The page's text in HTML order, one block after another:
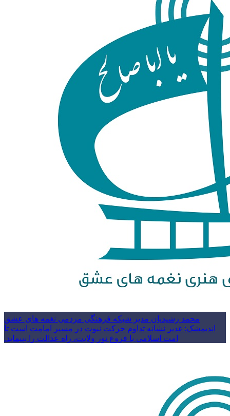
محمد رشیدیان مدیر شبکه فرهنگی مردمی نغمه های عشق
اندیمشک: غدیر نشانه تداوم حرکت نبوت در مسیر امامت است تا
امت اسلامی با فروغ نور ولایت، راه عدالت را بپیماید.